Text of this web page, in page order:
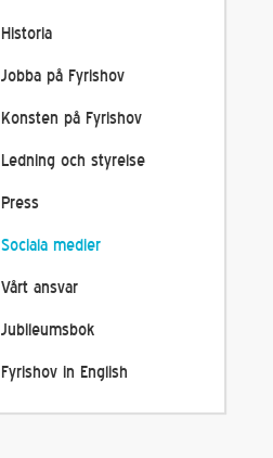
Historia
Jobba på Fyrishov
Konsten på Fyrishov
Ledning och styrelse
Press
Sociala medier
Vårt ansvar
Jubileumsbok
Fyrishov in English